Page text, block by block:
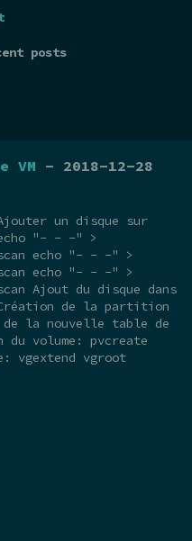
posts
VM - 2018-12-28
un disque sur
"- - -" >
echo "- - -" >
echo "- - -" >
Ajout du disque dans
de la partition
la nouvelle table de
volume: pvcreate
vgextend vgroot